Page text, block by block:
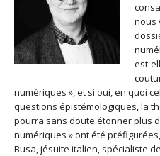
nous
est-
numériques », et si oui, en quoi
questions épistémologiques, la
pourra sans doute étonner plus
numériques » ont été
Busa, jésuite italien, spécialiste